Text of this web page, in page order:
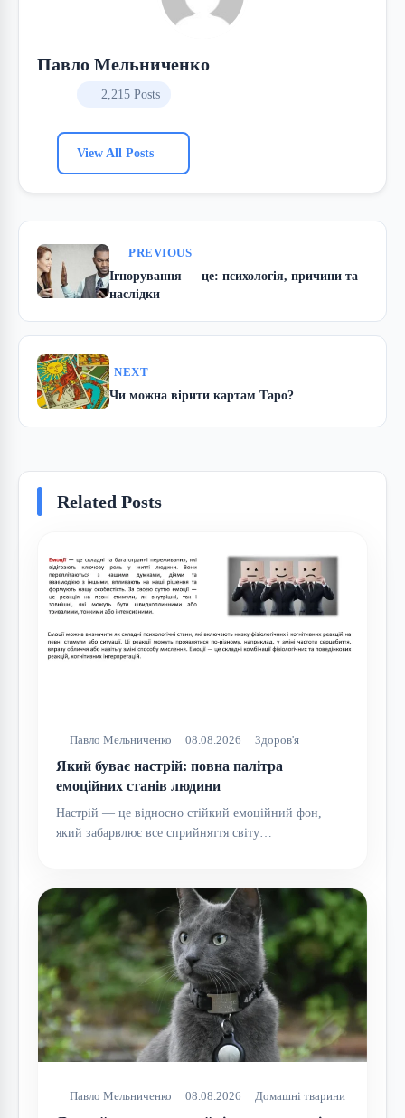
Павло Мельниченко
2,215 Posts
View All Posts
PREVIOUS
Ігнорування — це: психологія, причини та
наслідки
NEXT
Чи можна вірити картам Таро?
Related Posts
Павло Мельниченко 08.08.2026 Здоров'я
Який буває настрій: повна палітра
емоційних станів людини
Настрій — це відносно стійкий емоційний фон,
який забарвлює все сприйняття світу…
Павло Мельниченко 08.08.2026 Домашні тварини